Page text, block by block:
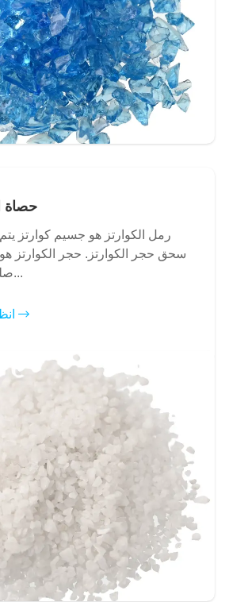
حصاة
رمل الكوارتز هو جسيم كوارتز
سحق حجر الكوارتز. حجر الكوارتز
صلب، مقاوم للتآكل...